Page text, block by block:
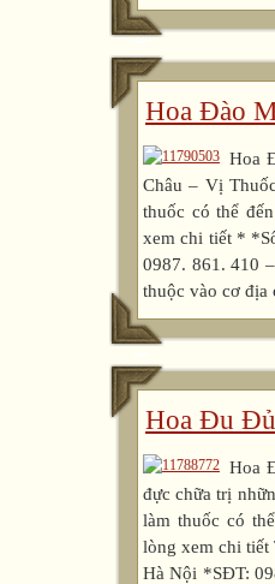
Hoa Đào
Hoa
Châu – Vị
thuốc có thể
xem chi tiết *
0987. 861. 410
thuộc vào cơ địa
Hoa Đu
Hoa
đực chữa trị
làm thuốc có
lòng xem chi
Hà Nội *SĐT: